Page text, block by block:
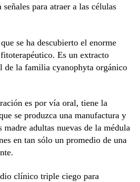
para atraer a las células
se ha descubierto el enorme
Es un extracto
de la familia cyanophyta orgánico
es por vía oral, tiene la
se produzca una manufactura y
adultas nuevas de la médula
en tan sólo un promedio de una
clínico triple ciego para